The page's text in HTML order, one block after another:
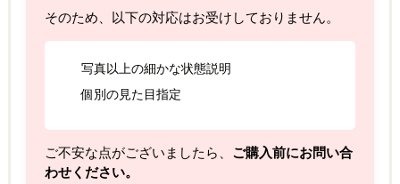
そのため、以下の対応はお受けしておりません。
写真以上の細かな状態説明
個別の見た目指定
ご不安な点がございましたら、 ご購入前にお問い合
わせください。